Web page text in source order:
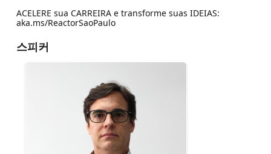
ACELERE sua CARREIRA e transforme suas IDEIAS:
aka.ms/ReactorSaoPaulo
스피커